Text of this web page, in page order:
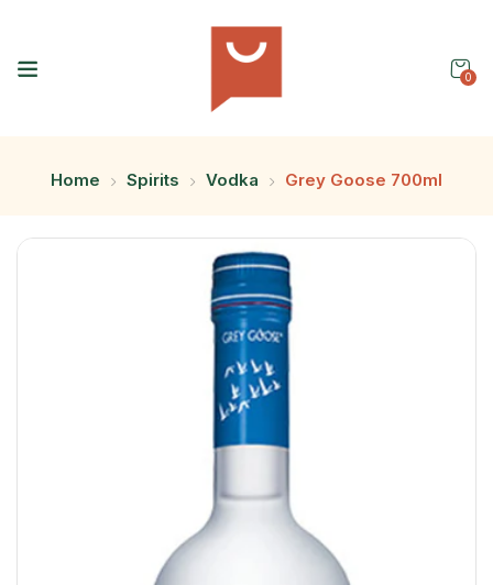
0
Home Spirits Vodka Grey Goose 700ml